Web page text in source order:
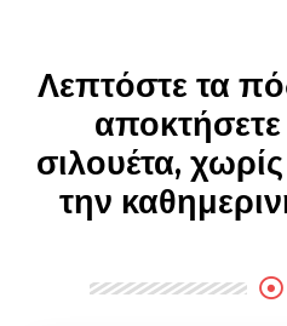
Λεπτόστε τα
σιλουέτα,
την